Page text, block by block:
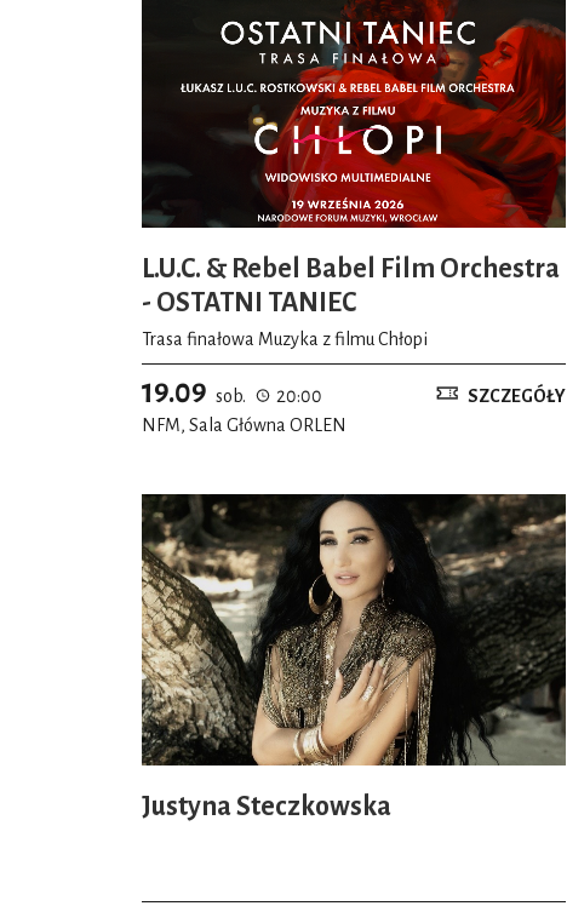
L.U.C. & Rebel Babel Film Orchestra
- OSTATNI TANIEC
Trasa finałowa Muzyka z filmu Chłopi
19.09 sob.
20:00
NFM, Sala Główna ORLEN
SZCZEGÓŁY
Justyna Steczkowska